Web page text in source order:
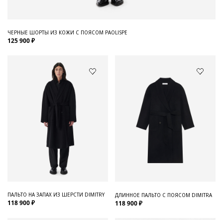
ЧЕРНЫЕ ШОРТЫ ИЗ КОЖИ С ПОЯСОМ PAOLISPE
125 900 ₽
ПАЛЬТО НА ЗАПАХ ИЗ ШЕРСТИ DIMITRY
118 900 ₽
ДЛИННОЕ ПАЛЬТО С ПОЯСОМ DIMITRA
118 900 ₽